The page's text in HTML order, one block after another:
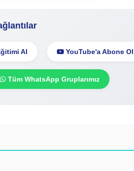
Al YouTube'a Abone Ol
Tüm WhatsApp Gruplarımız